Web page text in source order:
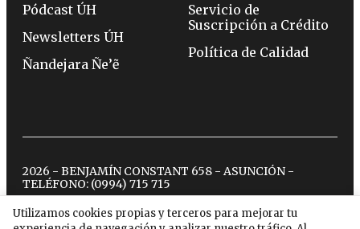
Utilizamos cookies propias y terceros para mejorar tu
Pódcast ÚH
Newsletters ÚH
Ñandejara Ñe’ẽ
Servicio de
Suscripción a Crédito
Política de Calidad
2026 - BENJAMÍN CONSTANT 658 - ASUNCIÓN -
TELÉFONO: (0994) 715 715